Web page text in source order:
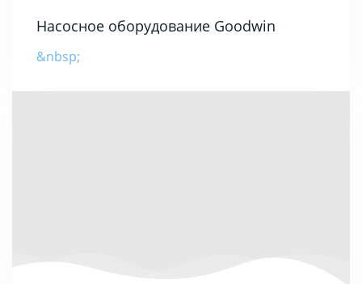
Насосное оборудование Goodwin
&nbsp;